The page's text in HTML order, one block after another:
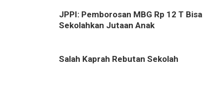
JPPI: Pemborosan MBG Rp 12 T Bisa
Sekolahkan Jutaan Anak
Salah Kaprah Rebutan Sekolah